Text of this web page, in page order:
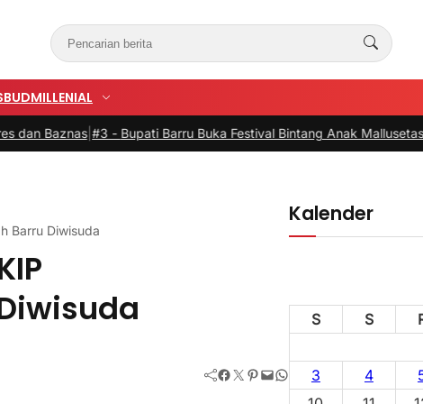
MILLENIAL
|#3 -Bupati Barru Buka Festival Bintang Anak Mallusetasi, Dorong
Barru Diwisuda
Facebook Twitter Pinterest Mail WhatsApp
Kalender
S
S
3
4